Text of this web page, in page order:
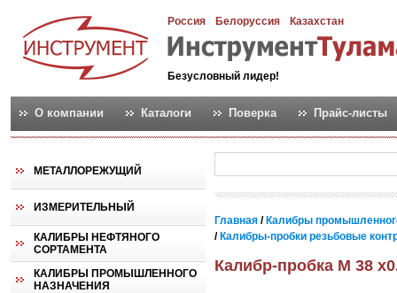
Россия Белоруссия Казахстан
Безусловный лидер!
О компании Каталоги Поверка Прайс-листы
МЕТАЛЛОРЕЖУЩИЙ
ИЗМЕРИТЕЛЬНЫЙ
КАЛИБРЫ НЕФТЯНОГО
СОРТАМЕНТА
КАЛИБРЫ ПРОМЫШЛЕННОГО
НАЗНАЧЕНИЯ
Главная / Калибры
/ Калибры-пробки резьбовые
Калибр-пробка М 38